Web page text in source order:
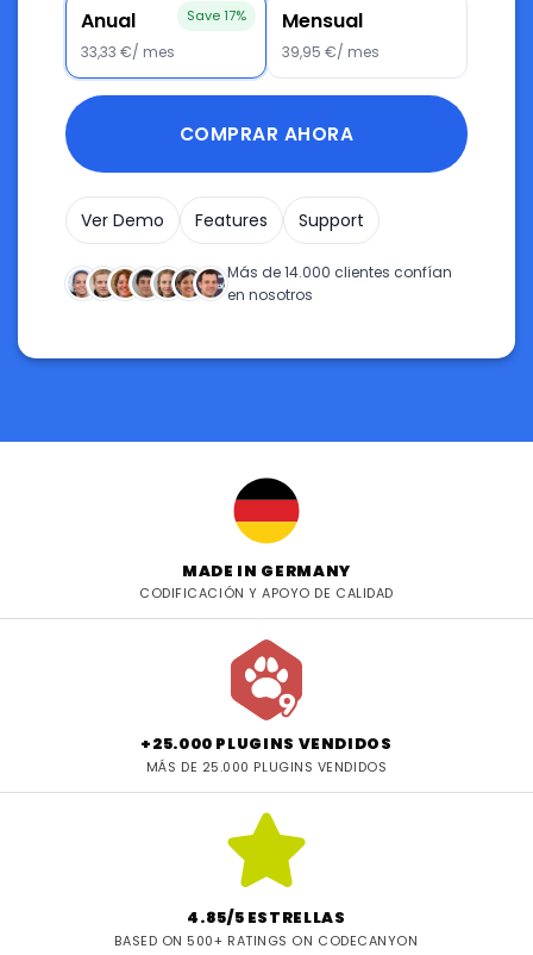
Save 17%
Anual
33,33 €/ mes
Mensual
39,95 €/ mes
COMPRAR AHORA
Ver Demo Features Support
Más de 14.000 clientes confían
en nosotros
MADE IN GERMANY
CODIFICACIÓN Y APOYO DE CALIDAD
+25.000 PLUGINS VENDIDOS
MÁS DE 25.000 PLUGINS VENDIDOS
4.85/5 ESTRELLAS
BASED ON 500+ RATINGS ON CODECANYON